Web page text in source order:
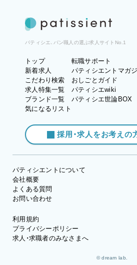
パティシエ、パン職人の選ぶ求人サイトNo.1
トップ
新着求人
こだわり検索
求人特集一覧
ブランド一覧
気になるリスト
転職サポート
パティシエントマガ
おしごとガイド
パティシエwiki
パティシエ世論BOX
採用・求人をお考えの
パティシエントについて
会社概要
よくある質問
お問い合わせ
利用規約
プライバシーポリシー
求人・求職者のみなさまへ
© dream lab.